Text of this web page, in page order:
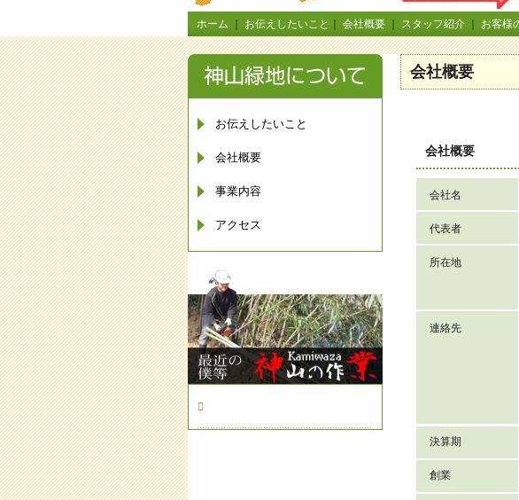
ホーム お伝えしたいこと 会社概要 スタッフ紹介 お客様
お伝えしたいこと
会社概要
事業内容
アクセス
会社概要
会社概要
会社名
代表者
所在地
連絡先
決算期
創業